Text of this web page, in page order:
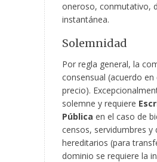
oneroso, conmutativo,
instantánea.
Solemnidad
Por regla general, la
consensual (acuerdo en
precio).
solemne y requiere
Pública en el caso de
censos, servidumbres y
hereditarios (para
dominio se requiere la